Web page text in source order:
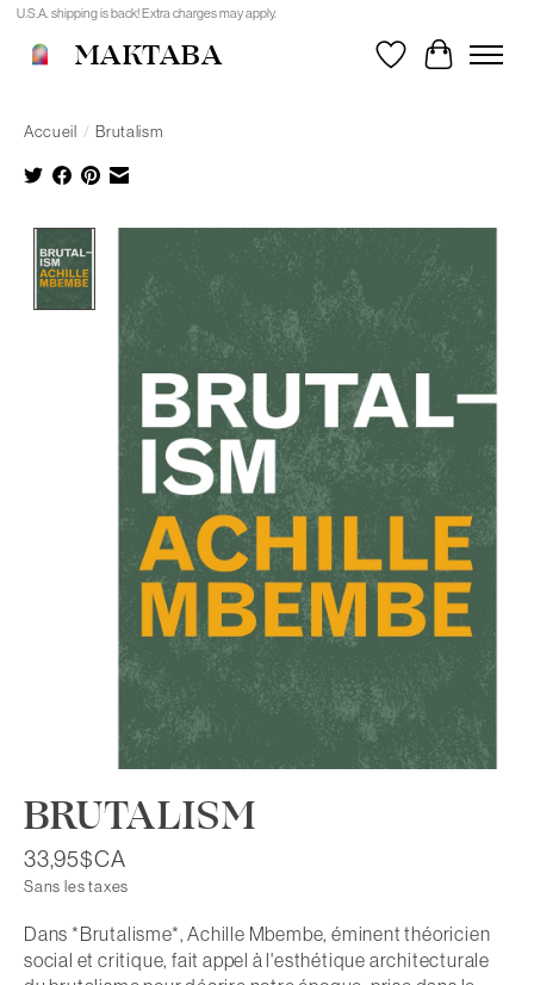
U.S.A. shipping is back! Extra charges may apply.
MAKTABA Liste de souhaits
Panier
Accueil / Brutalism
Product image slideshow Items
BRUTALISM
33,95$CA
Sans les taxes
Dans *Brutalisme*, Achille Mbembe, éminent théoricien
social et critique, fait appel à l'esthétique architecturale